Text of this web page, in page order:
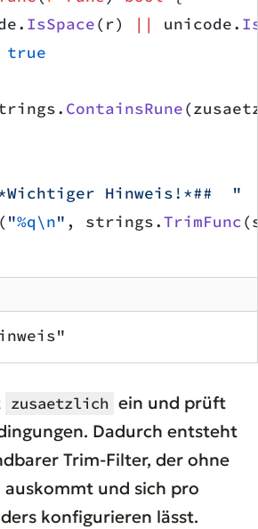
IsSpace(r) || unicode.
true
ContainsRune
Hinweis!*##  "
( "%q\n" , strings.TrimFunc
zusaetzlich ein und prüft
Dadurch entsteht
Trim-Filter, der ohne
auskommt und sich pro
konfigurieren lässt.